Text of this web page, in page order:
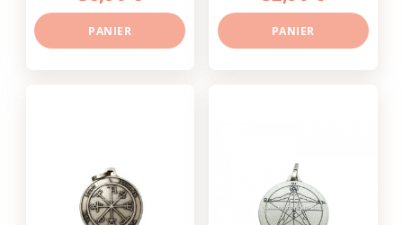
PANIER PANIER